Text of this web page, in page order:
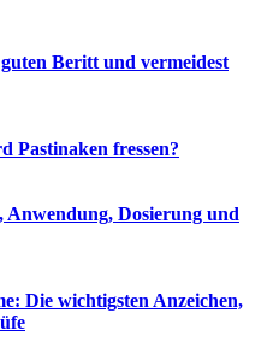
Beritt und vermeidest
Pastinaken fressen?
Dosierung und
Die wichtigsten Anzeichen,